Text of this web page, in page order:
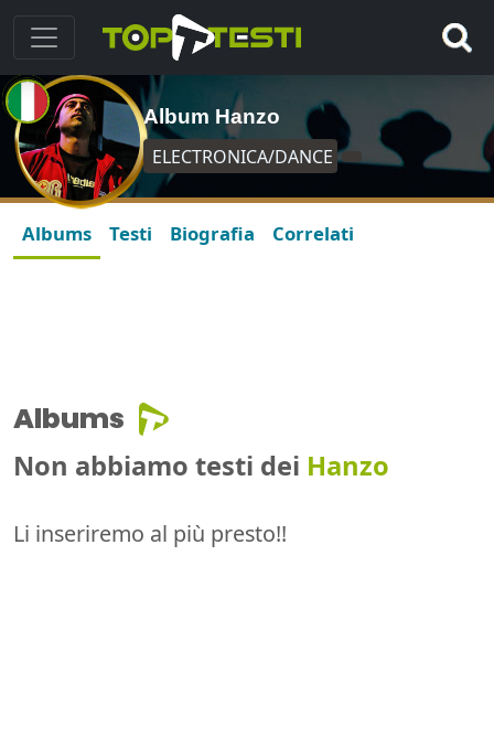
Album Hanzo
ELECTRONICA/DANCE
Albums Testi Biografia Correlati
Albums
Non abbiamo testi dei Hanzo
Li inseriremo al più presto!!